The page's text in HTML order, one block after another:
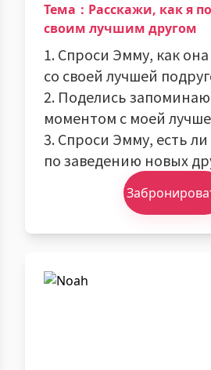
Тема：Расскажи, как я
своим лучшим другом
1. Спроси Эмму, как
со своей лучшей
2. Поделись
моментом с моей
3. Спроси Эмму, есть ли
по заведению новых